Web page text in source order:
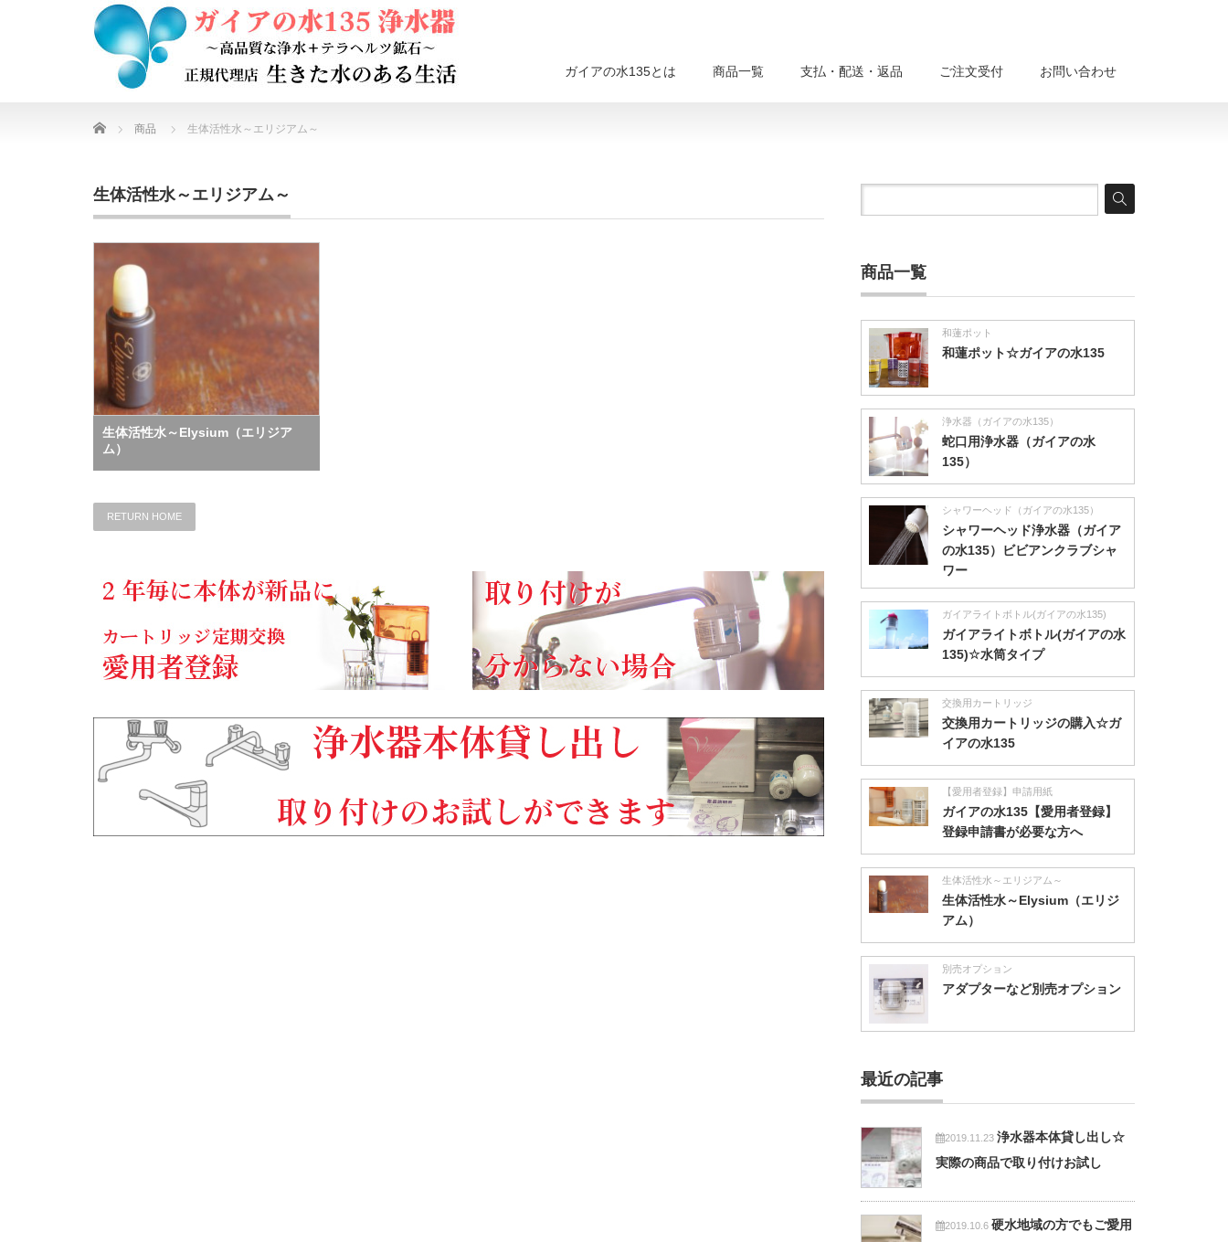
ガイアの水135とは 商品一覧 支払・配送・返品 ご注文受付 お問い合わせ
Home 商品 生体活性水～エリジアム～
生体活性水～エリジアム～
生体活性水～Elysium（エリジア
ム）
RETURN HOME
商品一覧
和蓮ポット
和蓮ポット☆ガイアの水135
浄水器（ガイアの水135）
蛇口用浄水器（ガイアの水
135）
シャワーヘッド（ガイアの水135）
シャワーヘッド浄水器（ガイア
の水135）ビビアンクラブシャ
ワー
ガイアライトボトル(ガイアの水135)
ガイアライトボトル(ガイアの水
135)☆水筒タイプ
交換用カートリッジ
交換用カートリッジの購入☆ガ
イアの水135
【愛用者登録】申請用紙
ガイアの水135【愛用者登録】
登録申請書が必要な方へ
生体活性水～エリジアム～
生体活性水～Elysium（エリジ
アム）
別売オプション
アダプターなど別売オプション
最近の記事
2019.11.23 浄水器本体貸し出し☆
実際の商品で取り付けお試し
2019.10.6 硬水地域の方でもご愛用